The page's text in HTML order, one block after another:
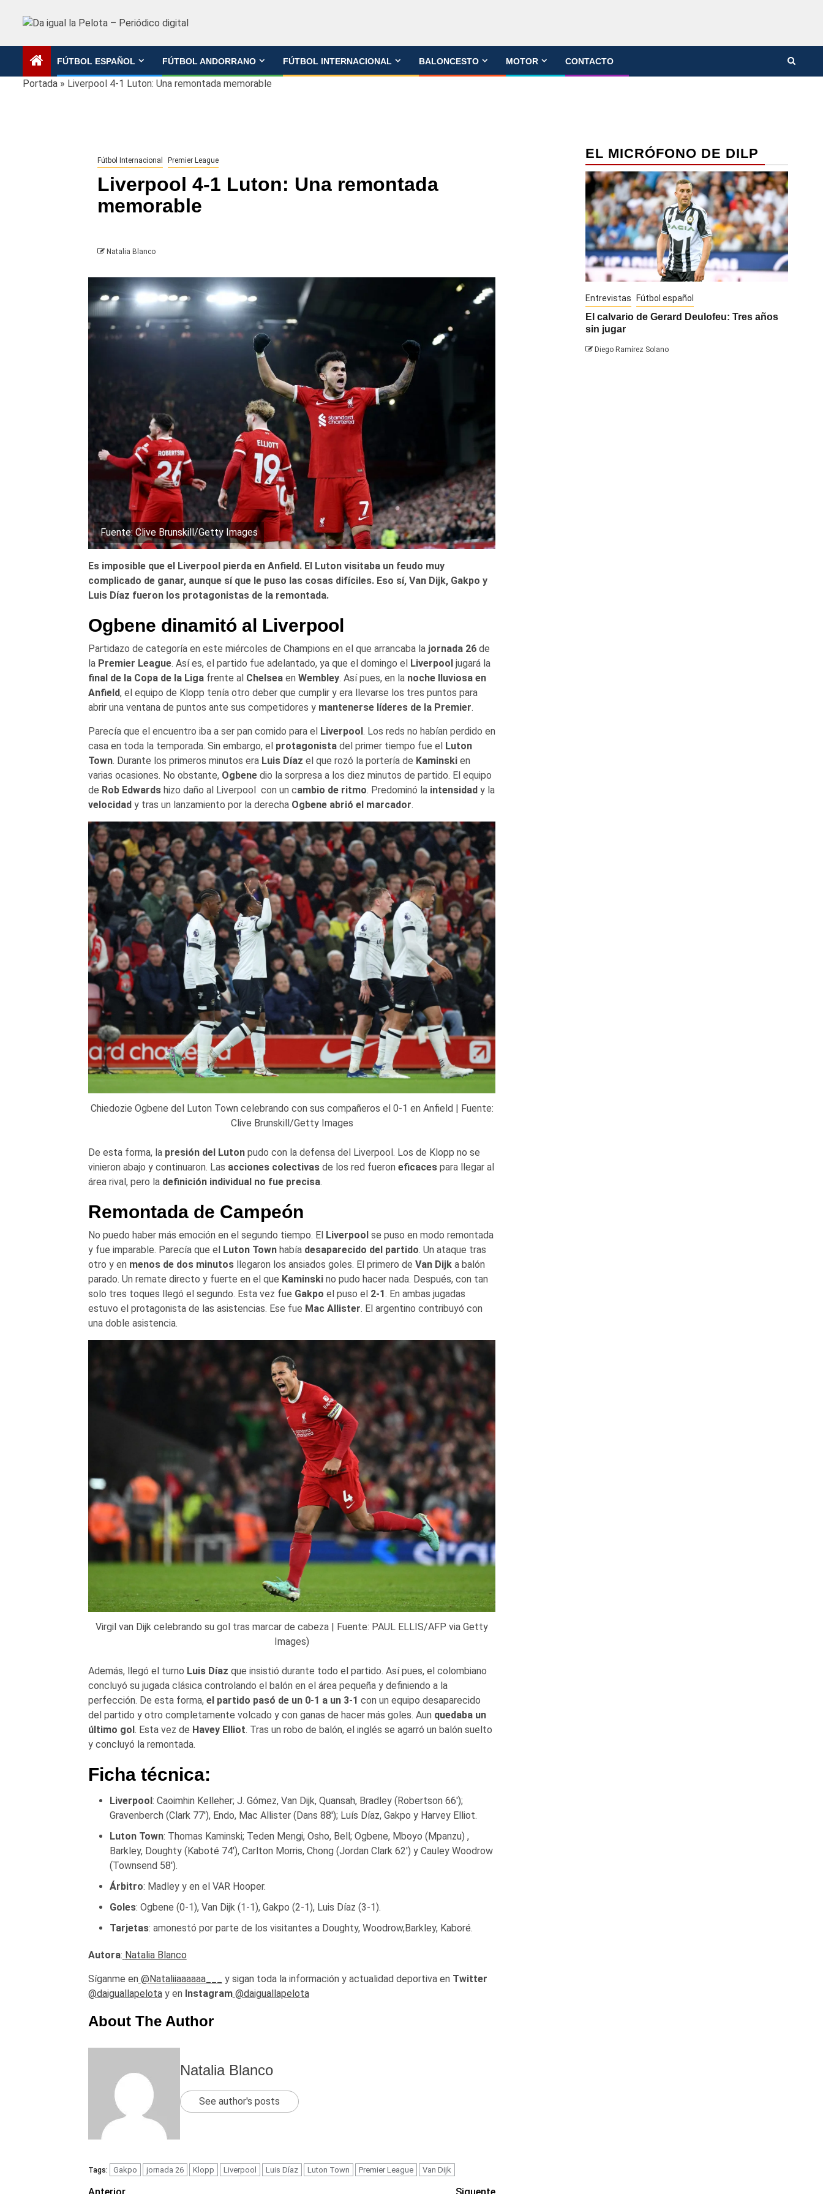
FÚTBOL ESPAÑOL FÚTBOL ANDORRANO FÚTBOL INTERNACIONAL BALONCESTO MOTOR CONTACTO
Portada » Liverpool 4-1 Luton: Una remontada memorable
Fútbol Internacional Premier League
Liverpool 4-1 Luton: Una remontada
memorable
Natalia Blanco
Fuente: Clive Brunskill/Getty Images
Es imposible que el Liverpool pierda en Anfield. El Luton visitaba un feudo muy
complicado de ganar, aunque sí que le puso las cosas difíciles. Eso sí, Van Dijk, Gakpo y
Luis Díaz fueron los protagonistas de la remontada.
Ogbene dinamitó al Liverpool
Partidazo de categoría en este miércoles de Champions en el que arrancaba la jornada 26de
la Premier League. Así es, el partido fue adelantado, ya que el domingo el Liverpooljugará la
final de la Copa de la Ligafrente al Chelseaen Wembley. Así pues, en la noche lluviosa en
Anfield, el equipo de Klopp tenía otro deber que cumplir y era llevarse los tres puntos para
abrir una ventana de puntos ante sus competidores ymantenerse líderes de la Premier.
Parecía que el encuentro iba a ser pan comido para el Liverpool. Los reds no habían perdido en
casa en toda la temporada. Sin embargo, el protagonistadel primer tiempo fue el Luton
Town. Durante los primeros minutos era Luis Díaz el que rozó la portería de Kaminskien
varias ocasiones. No obstante, Ogbenedio la sorpresa a los diez minutos de partido. El equipo
de Rob Edwardshizo daño al Liverpool con un cambio de ritmo. Predominó la intensidady la
velocidady tras un lanzamiento por la derecha Ogbene abrió el marcador.
Chiedozie Ogbene del Luton Town celebrando con sus compañeros el 0-1 en Anfield | Fuente:
Clive Brunskill/Getty Images
De esta forma, la presión del Lutonpudo con la defensa del Liverpool. Los de Klopp no se
vinieron abajo y continuaron. Las acciones colectivasde los red fueron eficacespara llegar al
área rival, pero la definición individual no fue precisa.
Remontada de Campeón
No puedo haber más emoción en el segundo tiempo. El Liverpoolse puso en modo remontada
y fue imparable. Parecía que el Luton Townhabía desaparecido del partido. Un ataque tras
otro y en menos de dos minutosllegaron los ansiados goles. El primero de Van Dijka balón
parado. Un remate directo y fuerte en el que Kaminskino pudo hacer nada. Después, con tan
solo tres toques llegó el segundo. Esta vez fue Gakpo el puso el2-1. En ambas jugadas
estuvo el protagonista de las asistencias. Ese fue Mac Allister. El argentino contribuyó con
una doble asistencia.
Virgil van Dijk celebrando su gol tras marcar de cabeza | Fuente: PAUL ELLIS/AFP via Getty
Images)
Además, llegó el turno Luis Díaz que insistió durante todo el partido. Así pues, el colombiano
concluyó su jugada clásica controlando el balón en el área pequeña y definiendo a la
perfección. De esta forma, el partido pasó de un 0-1 a un 3-1 con un equipo desaparecido
del partido y otro completamente volcado y con ganas de hacer más goles. Aun quedaba un
último gol. Esta vez de Havey Elliot. Tras un robo de balón, el inglés se agarró un balón suelto
y concluyó la remontada.
Ficha técnica:
Liverpool: Caoimhin Kelleher; J. Gómez, Van Dijk, Quansah, Bradley (Robertson 66′);
Gravenberch (Clark 77′), Endo, Mac Allister (Dans 88′); Luís Díaz, Gakpo y Harvey Elliot.
Luton Town: Thomas Kaminski; Teden Mengi, Osho, Bell; Ogbene, Mboyo (Mpanzu) ,
Barkley, Doughty (Kaboté 74′), Carlton Morris, Chong (Jordan Clark 62′) y Cauley Woodrow
(Townsend 58′).
Árbitro: Madley y en el VAR Hooper.
Goles: Ogbene (0-1), Van Dijk (1-1), Gakpo (2-1), Luis Díaz (3-1).
Tarjetas: amonestó por parte de los visitantes a Doughty, Woodrow,Barkley, Kaboré.
Autora: Natalia Blanco
Síganme en @Nataliiaaaaaa___ y sigan toda la información y actualidad deportiva en Twitter
@daiguallapelotay en Instagram @daiguallapelota
About The Author
Natalia Blanco
See author's posts
Tags: Gakpo jornada 26 Klopp Liverpool Luis Díaz Luton Town Premier League Van Dijk
EL MICRÓFONO DE DILP
Entrevistas Fútbol español
El calvario de Gerard Deulofeu: Tres años
sin jugar
Diego Ramírez Solano